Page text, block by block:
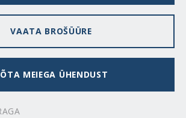
VAATA BROŠÜÜRE
MEIEGA ÜHENDUST